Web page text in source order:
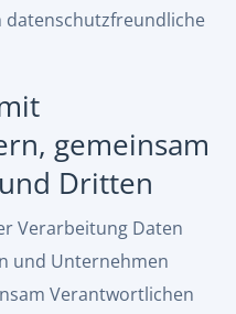
datenschutzfreundliche
gemeinsam
Dritten
Verarbeitung Daten
und Unternehmen
Verantwortlichen